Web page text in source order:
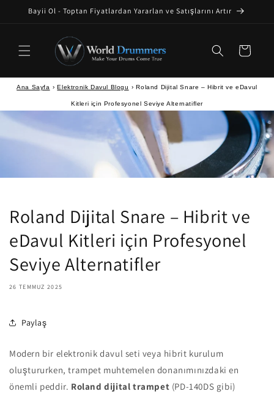
İçeriğe
Bayii Ol - Toptan Fiyatlardan Yararlan ve Satışlarını Artır
Sepet
Ana Sayfa ›Elektronik Davul Blogu ›Roland Dijital Snare – Hibrit ve eDavul
Kitleri için Profesyonel Seviye Alternatifler
Roland Dijital Snare – Hibrit ve
eDavul Kitleri için Profesyonel
Seviye Alternatifler
26 TEMMUZ 2025
Paylaş
Modern bir elektronik davul seti veya hibrit kurulum
oluştururken, trampet muhtemelen donanımınızdaki en
önemli peddir. Roland dijital trampet (PD-140DS gibi)